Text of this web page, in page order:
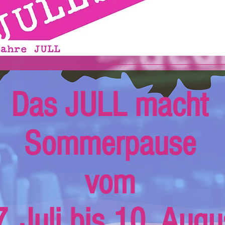
Das JULL macht
Sommerpause
vom